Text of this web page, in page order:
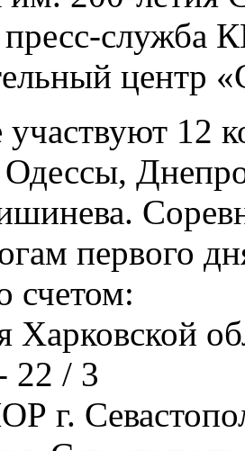
служба
центр
12
Одессы,
первого
счетом:
Харковской
22 / 3